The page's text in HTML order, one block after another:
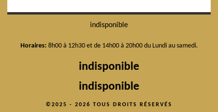
indisponible
Horaires: 8h00 à 12h30 et de 14h00 à 20h00 du Lundi au samedi.
indisponible
indisponible
©2025 - 2026 TOUS DROITS RÉSERVÉS